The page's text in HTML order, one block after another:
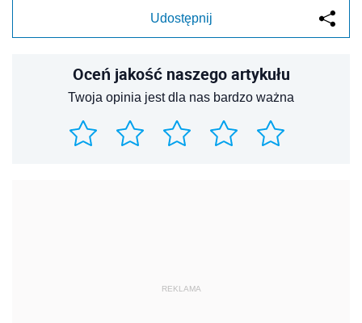
Udostępnij
Oceń jakość naszego artykułu
Twoja opinia jest dla nas bardzo ważna
REKLAMA